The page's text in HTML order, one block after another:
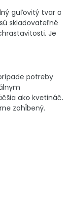
guľovitý tvar a
skladovateľné
Je
potreby
ako kvetináč.
zahĺbený.